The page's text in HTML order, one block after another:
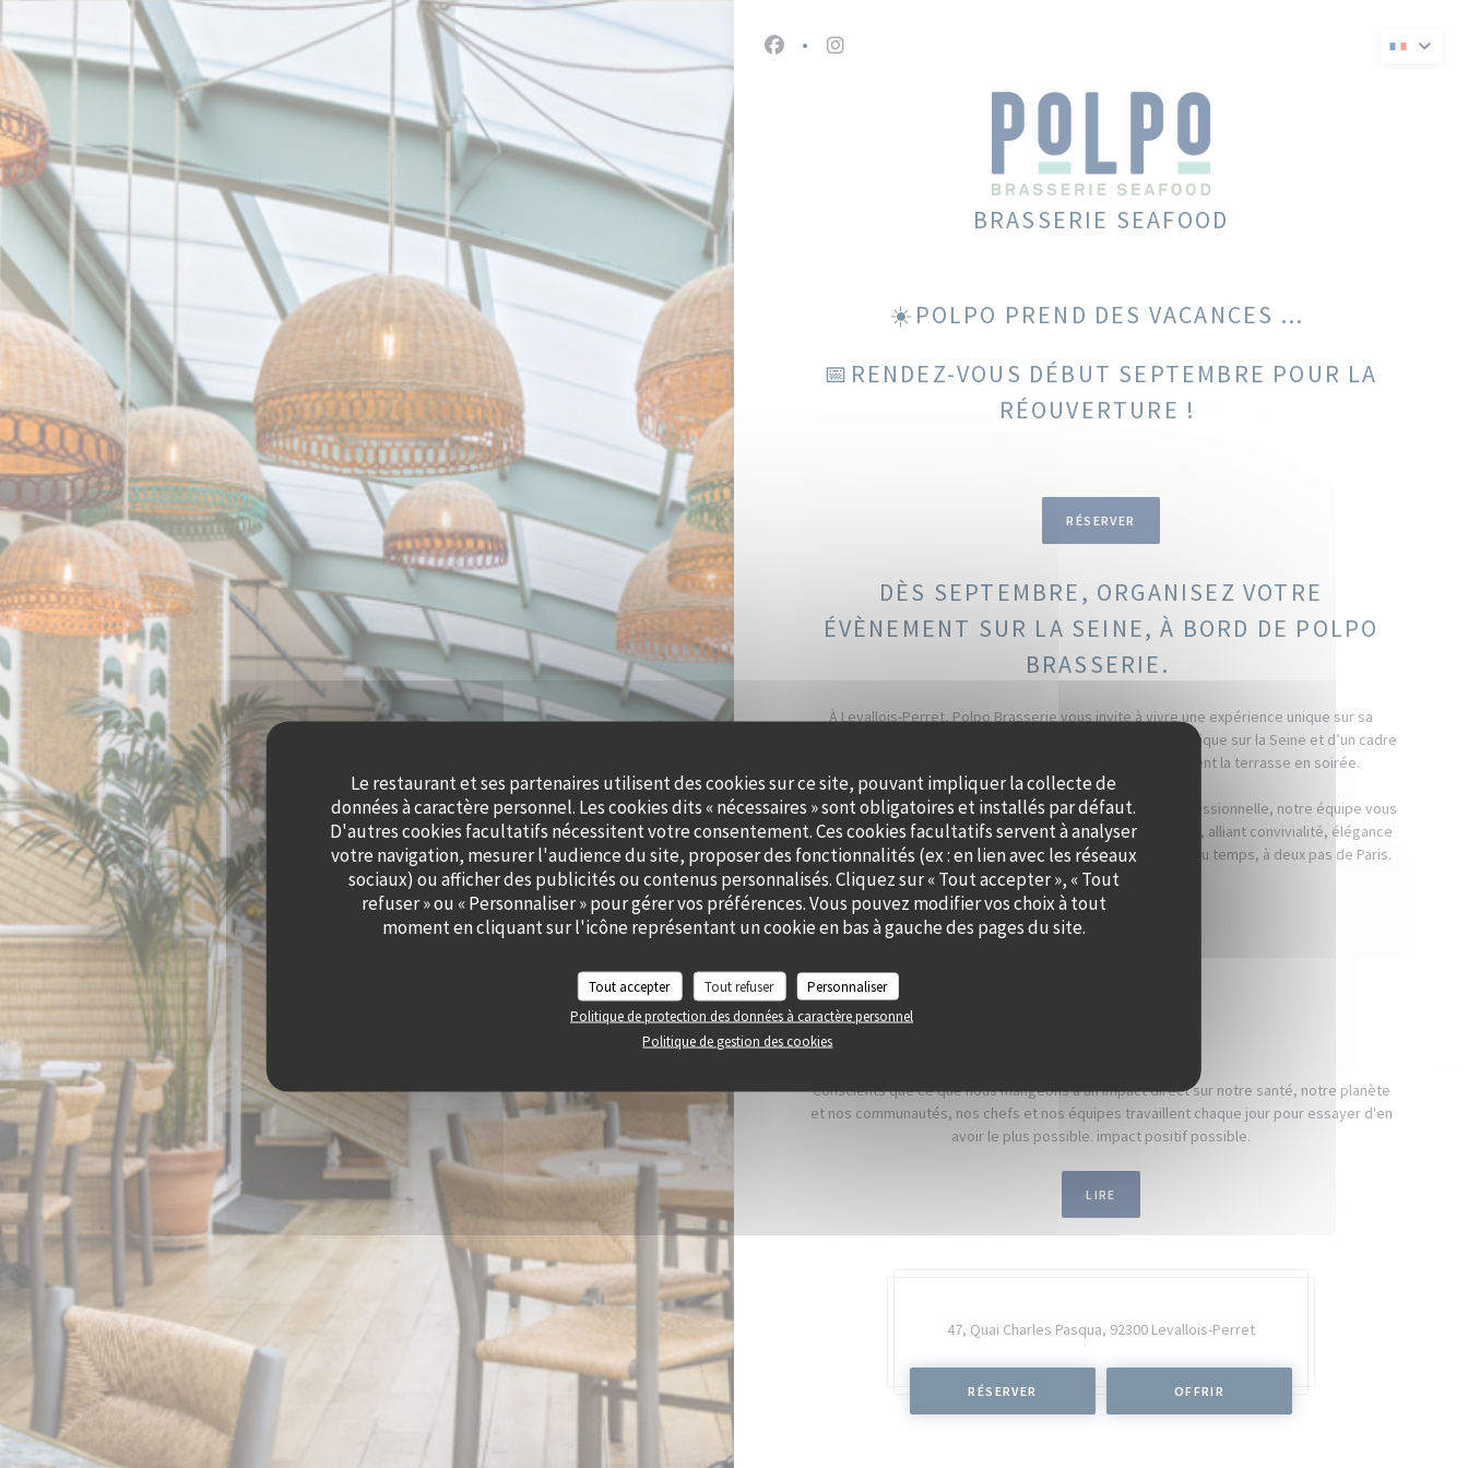
Personnalisation de vos choix en matière de cookies
Le restaurant et ses partenaires utilisent des cookies sur ce site, pouvant impliquer la collecte de
données à caractère personnel. Les cookies dits « nécessaires » sont obligatoires et installés par défaut.
D'autres cookies facultatifs nécessitent votre consentement. Ces cookies facultatifs servent à analyser
votre navigation, mesurer l'audience du site, proposer des fonctionnalités (ex : en lien avec les réseaux
sociaux) ou afficher des publicités ou contenus personnalisés. Cliquez sur « Tout accepter », « Tout
refuser » ou « Personnaliser » pour gérer vos préférences. Vous pouvez modifier vos choix à tout
moment en cliquant sur l'icône représentant un cookie en bas à gauche des pages du site.
Tout accepter Tout refuser
Personnaliser
Politique de protection des données à caractère personnel
Politique de gestion des cookies
Facebook ((ouvre une nouvelle fenêtre))
Instagram ((ouvre une nouvelle fenêtre))
BRASSERIE SEAFOOD
☀️POLPO PREND DES VACANCES ...
📅RENDEZ-VOUS DÉBUT SEPTEMBRE POUR LA
RÉOUVERTURE !
RÉSERVER
DÈS SEPTEMBRE, ORGANISEZ VOTRE
ÉVÈNEMENT SUR LA SEINE, À BORD DE POLPO
BRASSERIE.
À Levallois-Perret, Polpo Brasserie vous invite à vivre une expérience unique sur sa
péniche au charme authentique. Profitez d’une vue panoramique sur la Seine et d’un cadre
apaisant, sublimé par les couchers de soleil qui illuminent la terrasse en soirée.
Que ce soit pour un cocktail, un dîner ou une réception professionnelle, notre équipe vous
accompagne dans la création d’un événement personnalisé, alliant convivialité, élégance
et saveurs de saison. Offrez à vos invités un moment hors du temps, à deux pas de Paris.
PRIVATISER
Conscients que ce que nous mangeons a un impact direct sur notre santé, notre planète
et nos communautés, nos chefs et nos équipes travaillent chaque jour pour essayer d'en
avoir le plus possible. impact positif possible.
LIRE
47, Quai Charles Pasqua, 92300 Levallois-Perret
RÉSERVER OFFRIR